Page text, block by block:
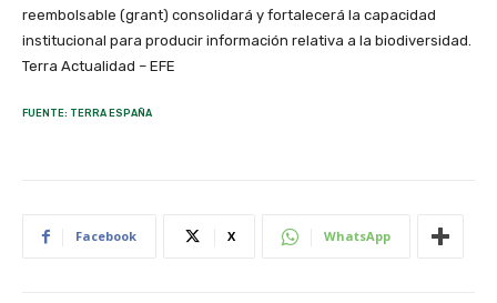
reembolsable (grant) consolidará y fortalecerá la capacidad
institucional para producir información relativa a la biodiversidad.
Terra Actualidad – EFE
FUENTE: TERRA ESPAÑA
Facebook X WhatsApp